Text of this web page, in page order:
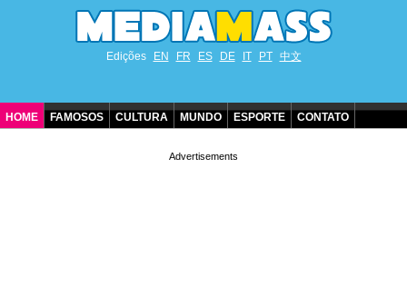
Edições EN FR ES DE IT PT 中文
HOME FAMOSOS CULTURA MUNDO ESPORTE CONTATO